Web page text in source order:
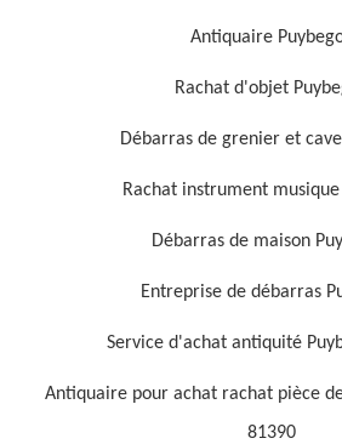
Antiquaire
Rachat d'objet
Débarras de grenier et
Rachat instrument
Débarras de maison
Entreprise de débarras
Service d'achat antiquité
Antiquaire pour achat rachat pièce
81390